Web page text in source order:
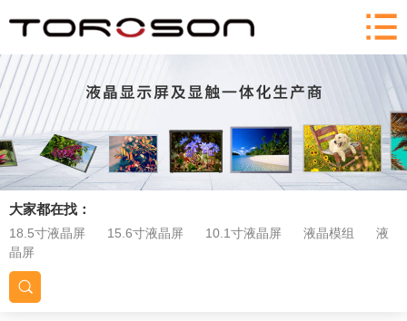
大家都在找：
18.5寸液晶屏 15.6寸液晶屏 10.1寸液晶屏 液晶模组
液
晶屏